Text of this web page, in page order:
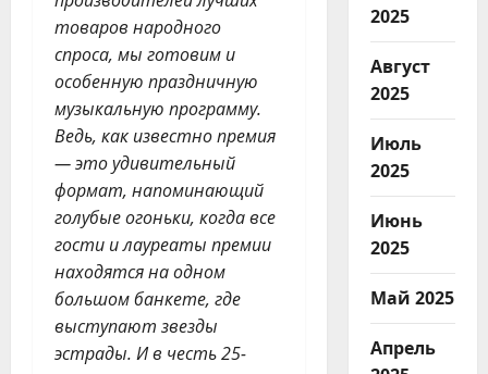
товаров народного
спроса, мы готовим и
особенную праздничную
музыкальную программу.
Ведь, как известно премия
— это удивительный
формат, напоминающий
голубые огоньки, когда все
гости и лауреаты премии
находятся на одном
большом банкете, где
выступают звезды
эстрады. И в честь25-
2025
Август
2025
Июль
2025
Июнь
2025
Май 2025
Апрель